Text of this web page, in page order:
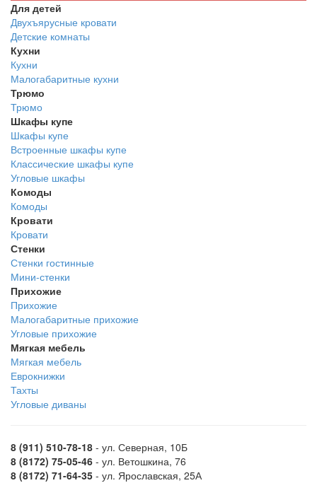
Для детей
Двухъярусные кровати
Детские комнаты
Кухни
Кухни
Малогабаритные кухни
Трюмо
Трюмо
Шкафы купе
Шкафы купе
Встроенные шкафы купе
Классические шкафы купе
Угловые шкафы
Комоды
Комоды
Кровати
Кровати
Стенки
Стенки гостинные
Мини-стенки
Прихожие
Прихожие
Малогабаритные прихожие
Угловые прихожие
Мягкая мебель
Мягкая мебель
Еврокнижки
Тахты
Угловые диваны
8 (911) 510-78-18 - ул. Северная, 10Б
8 (8172) 75-05-46 - ул. Ветошкина, 76
8 (8172) 71-64-35 - ул. Ярославская, 25А